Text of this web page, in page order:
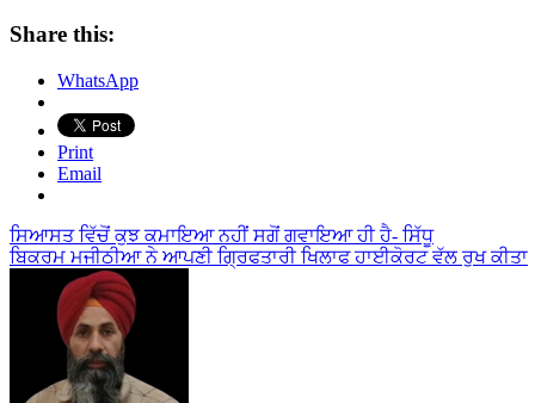
Share this:
WhatsApp
Print
Email
Post
navigation
ਸਿਆਸਤ ਵਿੱਚੋਂ ਕੁਝ ਕਮਾਇਆ ਨਹੀਂ ਸਗੋਂ ਗਵਾਇਆ ਹੀ ਹੈ- ਸਿੱਧੂ
ਬਿਕਰਮ ਮਜੀਠੀਆ ਨੇ ਆਪਣੀ ਗ੍ਰਿਫਤਾਰੀ ਖਿਲਾਫ ਹਾਈਕੋਰਟ ਵੱਲ ਰੁਖ ਕੀਤਾ